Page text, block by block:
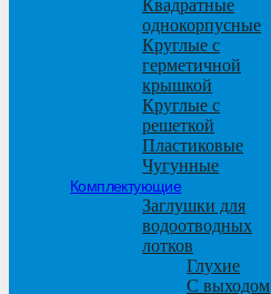
Квадратные
однокорпусные
Круглые с
герметичной
крышкой
Круглые с
решеткой
Пластиковые
Чугунные
Комплектующие
Заглушки для
водоотводных
лотков
Глухие
С выходом